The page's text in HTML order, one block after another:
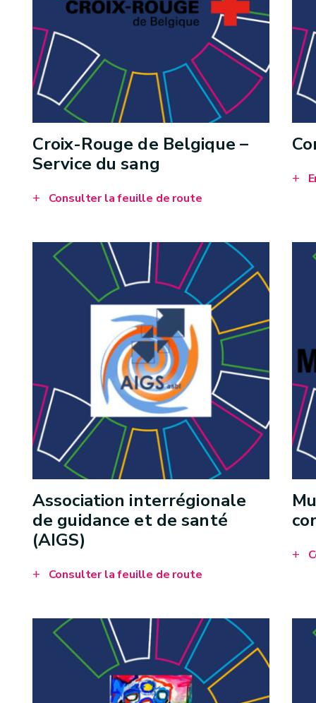
Croix-Rouge de Belgique –
Service du sang
Consulter la feuille de route
Association interrégionale
de guidance et de santé
(AIGS)
Consulter la feuille de route